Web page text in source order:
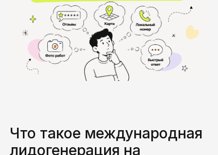
Что такое международная
лидогенерация на